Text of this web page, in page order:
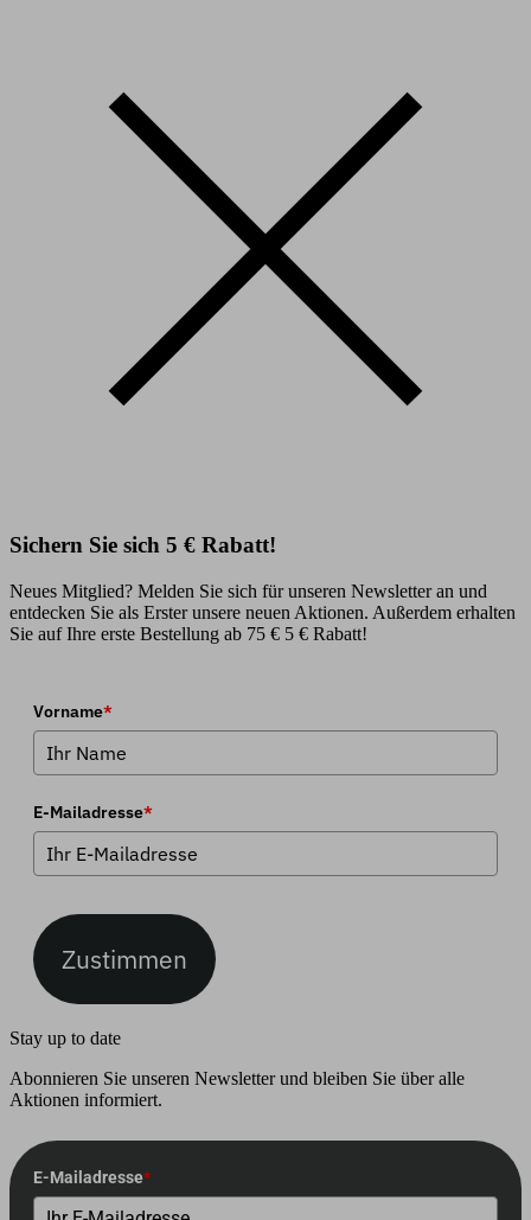
Sichern Sie sich 5 € Rabatt!
Neues Mitglied? Melden Sie sich für unseren Newsletter an und
entdecken Sie als Erster unsere neuen Aktionen. Außerdem erhalten
Sie auf Ihre erste Bestellung ab 75 € 5 € Rabatt!
Vorname*
E-Mailadresse*
Zustimmen
Stay up to date
Abonnieren Sie unseren Newsletter und bleiben Sie über alle
Aktionen informiert.
E-Mailadresse*